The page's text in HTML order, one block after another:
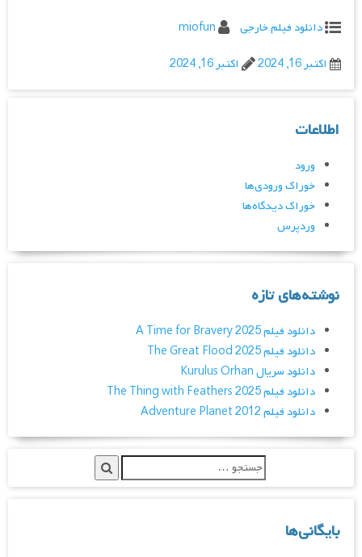
دانلود فیلم خارجی
miofun
اکتبر 16, 2024
اکتبر 16, 2024
اطلاعات
ورود
خوراک ورودی‌ها
خوراک دیدگاه‌ها
وردپرس
نوشته‌های تازه
دانلود فیلم A Time for Bravery 2025
دانلود فیلم The Great Flood 2025
دانلود سریال Kurulus Orhan
دانلود فیلم The Thing with Feathers 2025
دانلود فیلم Adventure Planet 2012
بایگانی‌ها